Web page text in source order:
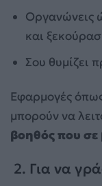
Οργανώνεις
και
Σου θυμίζει
Εφαρμογές
μπορούν να
βοηθός που σε
2. Για να